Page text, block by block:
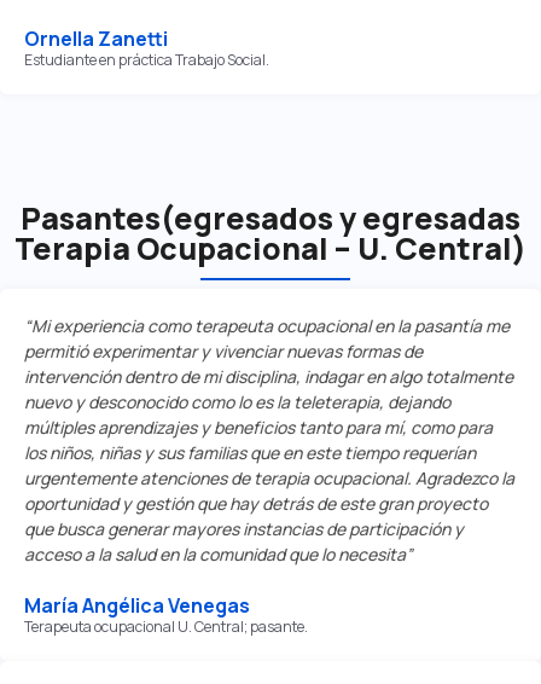
Ornella Zanetti
Estudiante en práctica Trabajo Social.
Pasantes(egresados y egresadas
Terapia Ocupacional – U. Central)
“Mi experiencia como terapeuta ocupacional en la pasantía me
permitió experimentar y vivenciar nuevas formas de
intervención dentro de mi disciplina, indagar en algo totalmente
nuevo y desconocido como lo es la teleterapia, dejando
múltiples aprendizajes y beneficios tanto para mí, como para
los niños, niñas y sus familias que en este tiempo requerían
urgentemente atenciones de terapia ocupacional. Agradezco la
oportunidad y gestión que hay detrás de este gran proyecto
que busca generar mayores instancias de participación y
acceso a la salud en la comunidad que lo necesita”
María Angélica Venegas
Terapeuta ocupacional U. Central; pasante.